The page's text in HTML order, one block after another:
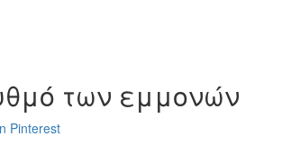
των εμμονών
Pinterest